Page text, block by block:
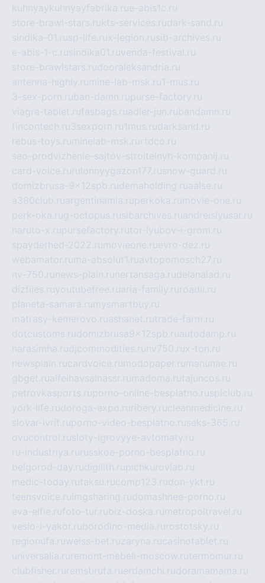
kuhnyaykuhnyayfabrika.rue-abis1c.ru
store-brawl-stars.rukts-services.rudark-sand.ru
sindika-01.rusp-life.rux-legion.rusib-archives.ru
e-abis-1-c.rusindika01.ruvenda-festival.ru
store-brawlstars.rudooraleksandria.ru
antenna-highly.ru mine-lab-msk.ru1-mus.ru
3-sex-porn.ruban-damn.rupurse-factory.ru
viagra-tablet.rufasbags.ruadler-jun.rubandamn.ru
fincontech.ru3sexporn.ru1mus.rudarksand.ru
rebus-toys.ru minelab-msk.ru rtdco.ru
seo-prodvizhenie-sajtov-stroitelnyh-kompanij.ru
card-voice.ru rulonnyygazon177.rusnow-guard.ru
domizbrusa-9x12spb.rudemaholding.ruaalse.ru
a380club.ruargentinamia.ruperkoka.ru movie-one.ru
perk-oka.rug-octopus.rusibarchives.ruandreislyusar.ru
naruto-x.rupursefactory.rutor-lyubov-i-grom.ru
spayderhed-2022.ru movieone.ruevro-dez.ru
webamator.ru ma-absolut1.ruavtopomosch27.ru
nv-750.ru news-plain.ru nertansaga.rudelanalad.ru
dizfiles.ruyoutubefree.ruaria-family.ru roadli.ru
planeta-samara.ru mysmartbuy.ru
matrasy-kemerovo.ruashanet.rutrade-farm.ru
dotcustoms.rudomizbrusa9x12spb.ruautodamp.ru
narasimha.rudjcommodities.ru nv750.rux-ton.ru
newsplain.rucardvoice.ru modopaper.ru manunae.ru
gbget.rualfeihavsalnassr.ru madoma.rutajuncos.ru
petrovkasports.ruporno-online-besplatno.rusplclub.ru
york-life.rudoroga-expo.ru ribery.rucleanmedicine.ru
slovar-ivrit.ruporno-video-besplatno.ruseks-365.ru
ovucontrol.rusloty-igrovyye-avtomaty.ru
ru-industriya.ru russkoe-porno-besplatno.ru
belgorod-day.rudigilith.rupichkurovlab.ru
medic-today.rutaksu.rucomp123.rudon-ykt.ru
teensvoice.ru imgsharing.rudomashnee-porno.ru
eva-elfie.rufoto-tur.rubiz-doska.ru metropoltravel.ru
veslo-i-yakor.ruborodino-media.ru rostotsky.ru
regionufa.ruweiss-bet.ruzaryna.rucasinotablet.ru
universalia.ru remont-mebeli-moscow.rutermomur.ru
clubfisher.ru remstirufa.ruerdamchi.rudoramamama.ru